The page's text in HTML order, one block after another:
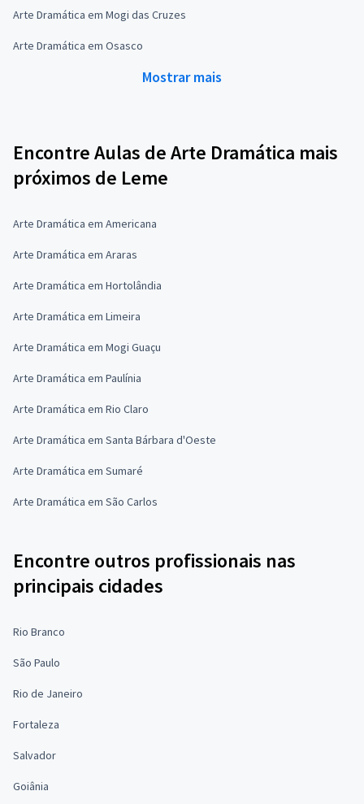
Arte Dramática em Mogi das Cruzes
Arte Dramática em Osasco
Mostrar mais
Encontre Aulas de Arte Dramática mais
próximos de Leme
Arte Dramática em Americana
Arte Dramática em Araras
Arte Dramática em Hortolândia
Arte Dramática em Limeira
Arte Dramática em Mogi Guaçu
Arte Dramática em Paulínia
Arte Dramática em Rio Claro
Arte Dramática em Santa Bárbara d'Oeste
Arte Dramática em Sumaré
Arte Dramática em São Carlos
Encontre outros profissionais nas
principais cidades
Rio Branco
São Paulo
Rio de Janeiro
Fortaleza
Salvador
Goiânia